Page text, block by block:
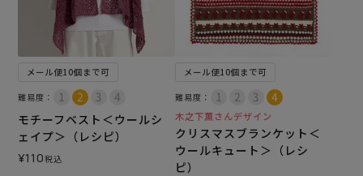
メール便10個まで可
難易度：
モチーフベスト＜ウールシ
ェイプ＞（レシピ）
¥110税込
メール便10個まで可
難易度：
木之下薫さんデザイン
クリスマスブランケット＜
ウールキュート＞（レシ
ピ）